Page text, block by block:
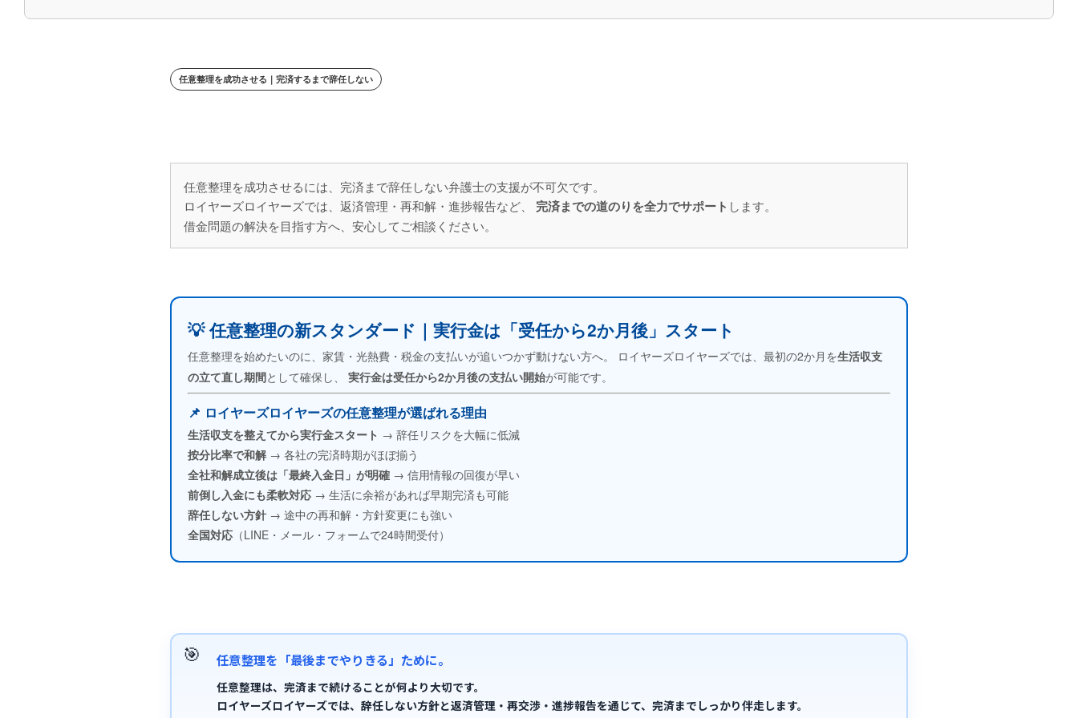
債務整理スタートアップ｜初めての方へ安心のご案内
債務整理リトライ｜再スタートのための相談窓口
債務整理のやり直し 辞任の緊急相談窓口 辞任された方の総合案内板 再依頼の注意点
債務整理 辞任｜辞任後のリスク・利息と損害金のしくみ 辞任されないために
債務整理やり直し体験特集
任意整理｜裁判所を通さず借金を整理する方法
任意整理｜全国対応 任意整理概要 メリット・デメリット
報告サービス 成功させる秘訣 再和解交渉
メリット・デメリット 種類 手続きのながれ 報告サービス ボーダーライン
任意整理を成功させる｜完済するまで辞任しない
任意整理を成功させるには、完済まで辞任しない弁護士の支援が不可欠です。
ロイヤーズロイヤーズでは、返済管理・再和解・進捗報告など、 完済までの道のりを全力でサポート します。
借金問題の解決を目指す方へ、安心してご相談ください。
💡 任意整理の新スタンダード｜実行金は「受任から2か月後」スタート
任意整理を始めたいのに、家賃・光熱費・税金の支払いが追いつかず動けない方へ。 ロイヤーズロイヤーズでは、最初の2か月を生活収支
の立て直し期間として確保し、 実行金は受任から2か月後の支払い開始が可能です。
📌 ロイヤーズロイヤーズの任意整理が選ばれる理由
生活収支を整えてから実行金スタート → 辞任リスクを大幅に低減
按分比率で和解→ 各社の完済時期がほぼ揃う
全社和解成立後は「最終入金日」が明確 → 信用情報の回復が早い
前倒し入金にも柔軟対応 → 生活に余裕があれば早期完済も可能
辞任しない方針 → 途中の再和解・方針変更にも強い
全国対応 （LINE・メール・フォームで24時間受付）
任意整理を「最後までやりきる」ために。
任意整理は、 完済まで続けることが何より大切です。
ロイヤーズロイヤーズでは、 辞任しない方針と返済管理・再交渉・進捗報告を通じて、完済までしっかり伴走します。